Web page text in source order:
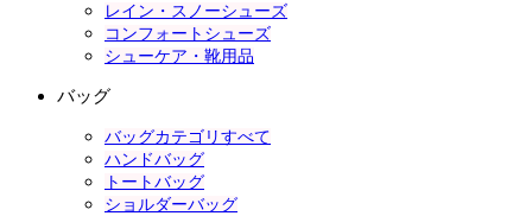
レイン・スノーシューズ
コンフォートシューズ
シューケア・靴用品
バッグ
バッグカテゴリすべて
ハンドバッグ
トートバッグ
ショルダーバッグ